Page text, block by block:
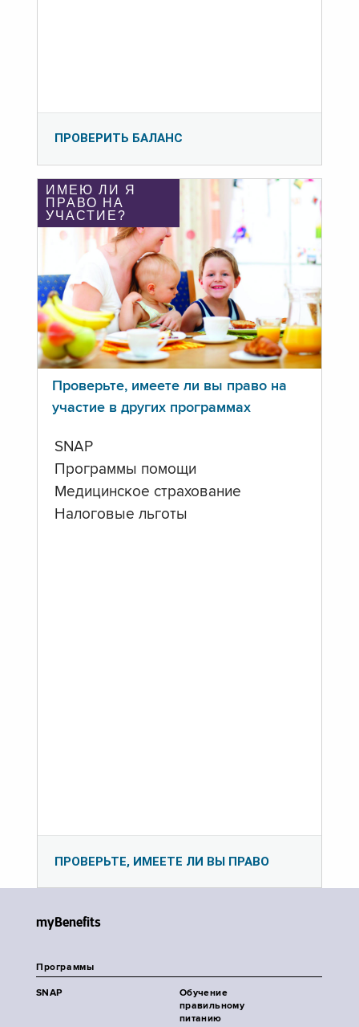
ПРОВЕРИТЬ БАЛАНС
ИМЕЮ ЛИ Я
ПРАВО НА
УЧАСТИЕ?
Проверьте, имеете ли вы право на
участие в других программах
SNAP
Программы помощи
Медицинское страхование
Налоговые льготы
ПРОВЕРЬТЕ, ИМЕЕТЕ ЛИ ВЫ ПРАВО
myBenefits
Программы
SNAP
Обучение
правильному
питанию